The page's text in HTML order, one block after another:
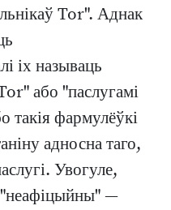
Tor". Аднак
іх называць
або "паслугамі
фармулёўкі
адносна таго,
Увогуле,
"неафіцыйны" —